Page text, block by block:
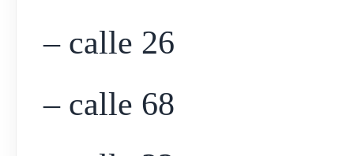
– calle 26
– calle 68